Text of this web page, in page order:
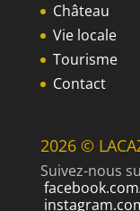
Château
Vie locale
Tourisme
Contact
2026 ©
Suivez-nous